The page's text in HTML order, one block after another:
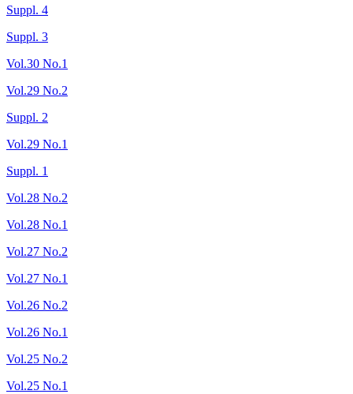
Suppl. 4
Suppl. 3
Vol.30 No.1
Vol.29 No.2
Suppl. 2
Vol.29 No.1
Suppl. 1
Vol.28 No.2
Vol.28 No.1
Vol.27 No.2
Vol.27 No.1
Vol.26 No.2
Vol.26 No.1
Vol.25 No.2
Vol.25 No.1